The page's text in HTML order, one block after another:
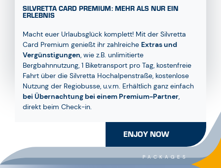
SILVRETTA CARD PREMIUM: MEHR ALS NUR EIN
ERLEBNIS
Macht euer Urlaubsglück komplett! Mit der Silvretta
Card Premium genießt ihr zahlreiche Extras und
Vergünstigungen, wie z.B. unlimitierte
Bergbahnnutzung, 1 Biketransport pro Tag, kostenfreie
Fahrt über die Silvretta Hochalpenstraße, kostenlose
Nutzung der Regiobusse, u.v.m. Erhältlich ganz einfach
bei Übernachtung bei einem Premium-Partner,
direkt beim Check-in.
ENJOY NOW
PACKAGES